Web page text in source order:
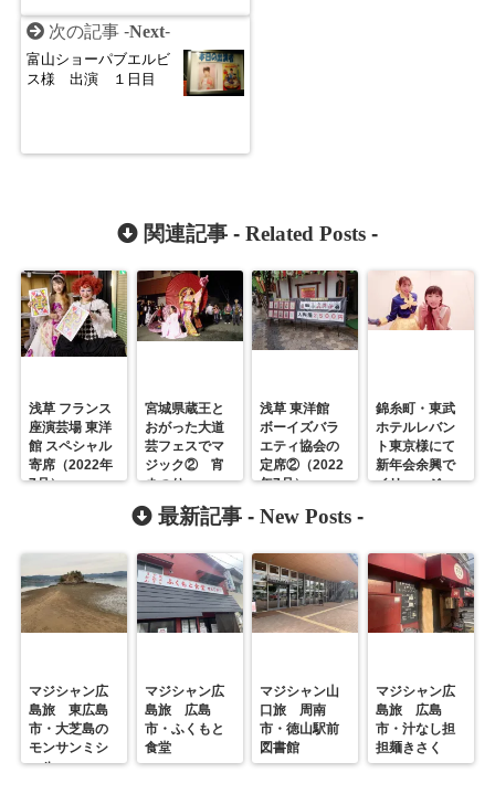
次の記事 -Next-
富山ショーパブエルビ
ス様 出演 １日目
関連記事 - Related Posts -
浅草 フランス
座演芸場 東洋
館 スペシャル
寄席（2022年
7月）
宮城県蔵王と
おがった大道
芸フェスでマ
ジック② 宵
まつり
浅草 東洋館
ボーイズバラ
エティ協会の
定席②（2022
年7月）
錦糸町・東武
ホテルレバン
ト東京様にて
新年会余興で
イリュージョ
最新記事 - New Posts -
マジシャン広
島旅 東広島
市・大芝島の
モンサンミシ
ェル
マジシャン広
島旅 広島
市・ふくもと
食堂
マジシャン山
口旅 周南
市・徳山駅前
図書館
マジシャン広
島旅 広島
市・汁なし担
担麺きさく